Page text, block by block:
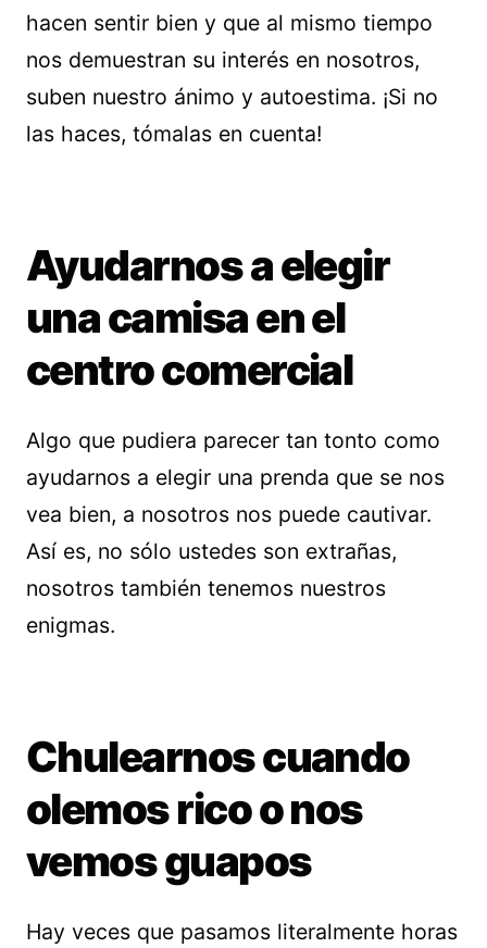
hacen sentir bien y que al mismo tiempo
nos demuestran su interés en nosotros,
suben nuestro ánimo y autoestima. ¡Si no
las haces, tómalas en cuenta!
Ayudarnos a elegir
una camisa en el
centro comercial
Algo que pudiera parecer tan tonto como
ayudarnos a elegir una prenda que se nos
vea bien, a nosotros nos puede cautivar.
Así es, no sólo ustedes son extrañas,
nosotros también tenemos nuestros
enigmas.
Chulearnos cuando
olemos rico o nos
vemos guapos
Hay veces que pasamos literalmente horas